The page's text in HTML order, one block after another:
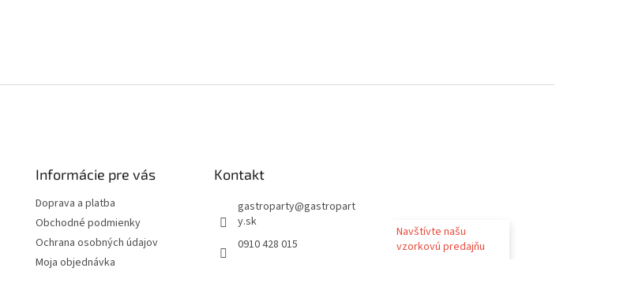
Informácie pre vás
Doprava a platba
Obchodné podmienky
Ochrana osobných údajov
Moja objednávka
Kontakt
gastroparty@gastropart
y.sk
0910 428 015
Navštívte našu
vzorkovú predajňu